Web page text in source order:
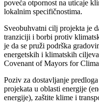
poveća otpornost na uticaje
lokalnim specifičnostima.
Sveobuhvatni cilj projekta je
tranziciji i borbi protiv
je da se pruži podrška
energetskih i klimatskih
Covenant of Mayors for
Poziv za dostavljanje
projekata u oblasti energije
energije), zaštite klime i